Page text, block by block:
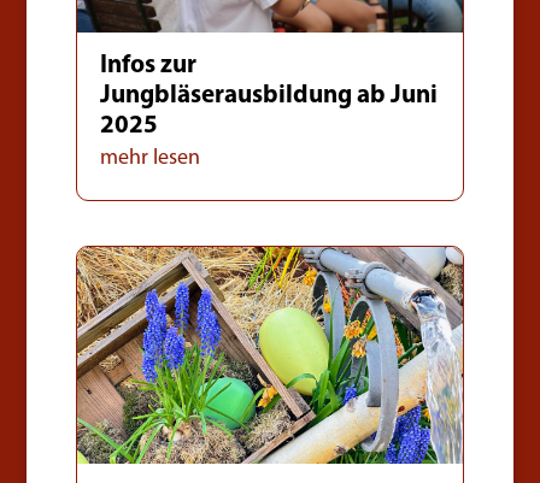
Infos zur
Jungbläserausbildung ab Juni
2025
mehr lesen